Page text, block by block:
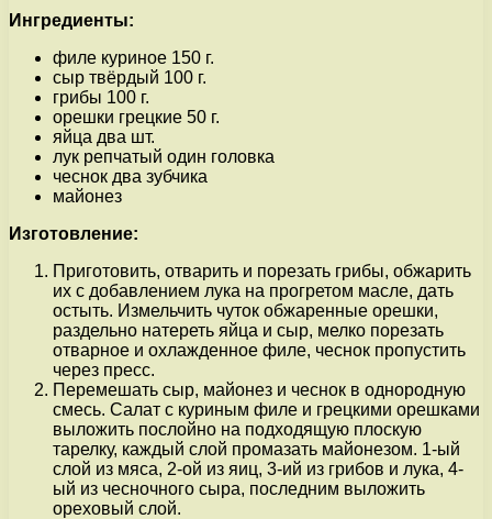
Ингредиенты:
филе куриное 150 г.
сыр твёрдый 100 г.
грибы 100 г.
орешки грецкие 50 г.
яйца два шт.
лук репчатый один головка
чеснок два зубчика
майонез
Изготовление:
Приготовить, отварить и порезать грибы, обжарить
их с добавлением лука на прогретом масле, дать
остыть. Измельчить чуток обжаренные орешки,
раздельно натереть яйца и сыр, мелко порезать
отварное и охлажденное филе, чеснок пропустить
через пресс.
Перемешать сыр, майонез и чеснок в однородную
смесь. Салат с куриным филе и грецкими орешками
выложить послойно на подходящую плоскую
тарелку, каждый слой промазать майонезом. 1-ый
слой из мяса, 2-ой из яиц, 3-ий из грибов и лука, 4-
ый из чесночного сыра, последним выложить
ореховый слой.